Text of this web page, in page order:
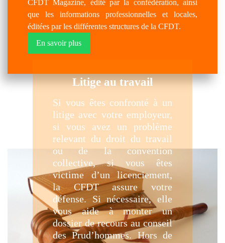
CFDT Magazine, édité par la confédération, ainsi
que les informations professionnelles et locales,
éditées par les différentes structures de la CFDT.
En savoir plus
Litige au travail
Si vous êtes confronté à un
litige avec votre employeur,
si vous avez un problème
relevant du droit du travail
ou de la convention
collective, si vous êtes
victime d’un licenciement,
la CFDT assure votre
défense. Si nécessaire, elle
vous aide à monter un
dossier de recours au conseil
des Prud’hommes. Hors de